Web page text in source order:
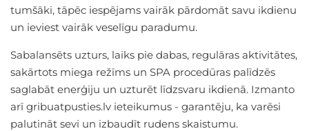
tumšāki, tāpēc iespējams vairāk pārdomāt savu ikdienu
un ieviest vairāk veselīgu paradumu.
Sabalansēts uzturs, laiks pie dabas, regulāras aktivitātes,
sakārtots miega režīms un SPA procedūras palīdzēs
saglabāt enerģiju un uzturēt līdzsvaru ikdienā. Izmanto
arī gribuatpusties.lv ieteikumus - garantēju, ka varēsi
palutināt sevi un izbaudīt rudens skaistumu.